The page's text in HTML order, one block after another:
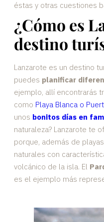
éstas y otras cuestiones
¿Cómo es
destino
Lanzarote es un destino
puedes planificar
ejemplo, allí encontrarás
como Playa Blanca o
unos bonitos días en
naturaleza? Lanzarote te
porque, además de
naturales con
volcánico de la isla. El
es el ejemplo más